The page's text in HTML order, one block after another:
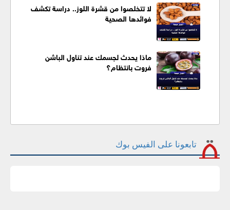
لا تتخلصوا من قشرة اللوز.. دراسة تكشف
فوائدها الصحية
ماذا يحدث لجسمك عند تناول الباشن
فروت بانتظام؟
تابعونا على الفيس بوك